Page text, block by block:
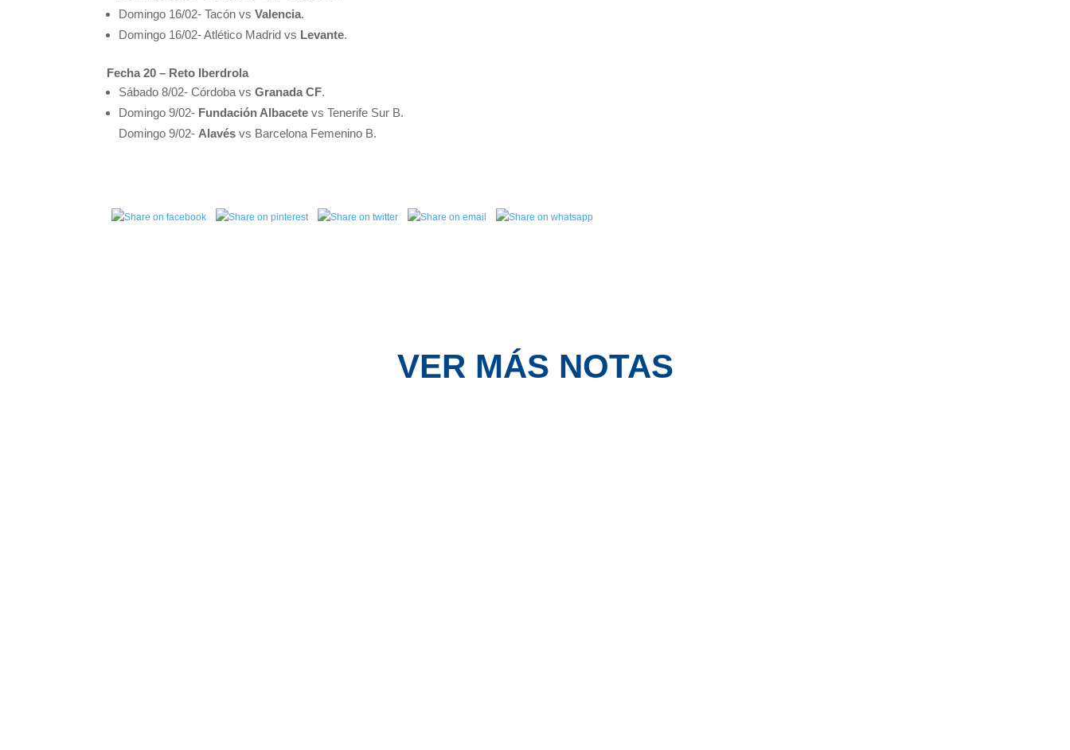
Domingo 16/02- Tacón vsValencia.
Domingo 16/02- Atlético Madrid vs Levante.
Fecha 20 – Reto Iberdrola
Sábado 8/02- Córdoba vsGranada CF.
Domingo 9/02- Fundación Albacete vs Tenerife Sur B.
Domingo 9/02- Alavésvs Barcelona Femenino B.
VER MÁS NOTAS